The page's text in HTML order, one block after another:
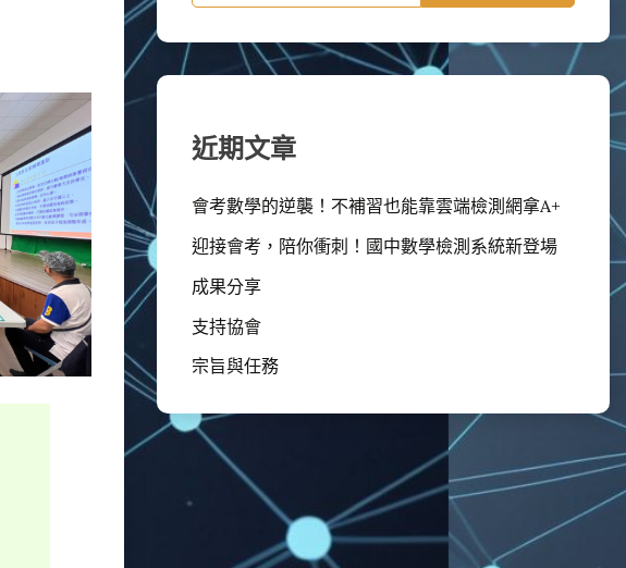
近期文章
會考數學的逆襲！不補習也能靠雲端檢測網拿A+
迎接會考，陪你衝刺！國中數學檢測系統新登場
成果分享
支持協會
宗旨與任務